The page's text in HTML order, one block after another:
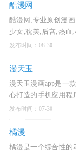
酷漫网
酷漫网,专业原创漫
少女,耽美,后宫,热血
画大全阅读,是最好看
发布时间：08-30
漫天玉
漫天玉漫画app是一
心打造的手机应用程
捷、丰富的漫画阅读
发布时间：07-30
橘漫
橘漫是一个综合性的